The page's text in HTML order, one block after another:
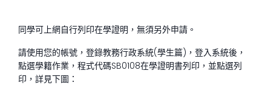
同學可上網自行列印在學證明，無須另外申請。
請使用您的帳號，登錄教務行政系統(學生篇)，登入系統後，
點選學籍作業，程式代碼SB0108在學證明書列印，並點選列
印，詳見下圖：